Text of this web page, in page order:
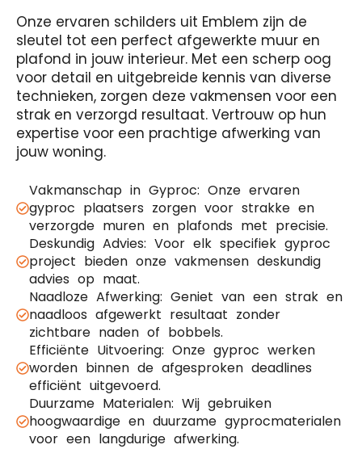
Onze ervaren schilders uit Emblem zijn de
sleutel tot een perfect afgewerkte muur en
plafond in jouw interieur. Met een scherp oog
voor detail en uitgebreide kennis van diverse
technieken, zorgen deze vakmensen voor een
strak en verzorgd resultaat. Vertrouw op hun
expertise voor een prachtige afwerking van
jouw woning.
Vakmanschap in Gyproc: Onze ervaren
gyproc plaatsers zorgen voor strakke en
verzorgde muren en plafonds met precisie.
Deskundig Advies: Voor elk specifiek gyproc
project bieden onze vakmensen deskundig
advies op maat.
Naadloze Afwerking: Geniet van een strak en
naadloos afgewerkt resultaat zonder
zichtbare naden of bobbels.
Efficiënte Uitvoering: Onze gyproc werken
worden binnen de afgesproken deadlines
efficiënt uitgevoerd.
Duurzame Materialen: Wij gebruiken
hoogwaardige en duurzame gyprocmaterialen
voor een langdurige afwerking.